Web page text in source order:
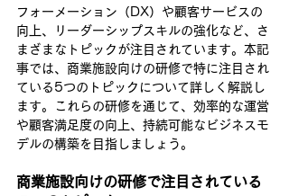
フォーメーション（DX）や顧客サービスの
向上、リーダーシップスキルの強化など、さ
まざまなトピックが注目されています。本記
事では、商業施設向けの研修で特に注目され
ている5つのトピックについて詳しく解説し
ます。これらの研修を通じて、効率的な運営
や顧客満足度の向上、持続可能なビジネスモ
デルの構築を目指しましょう。
商業施設向けの研修で注目されている